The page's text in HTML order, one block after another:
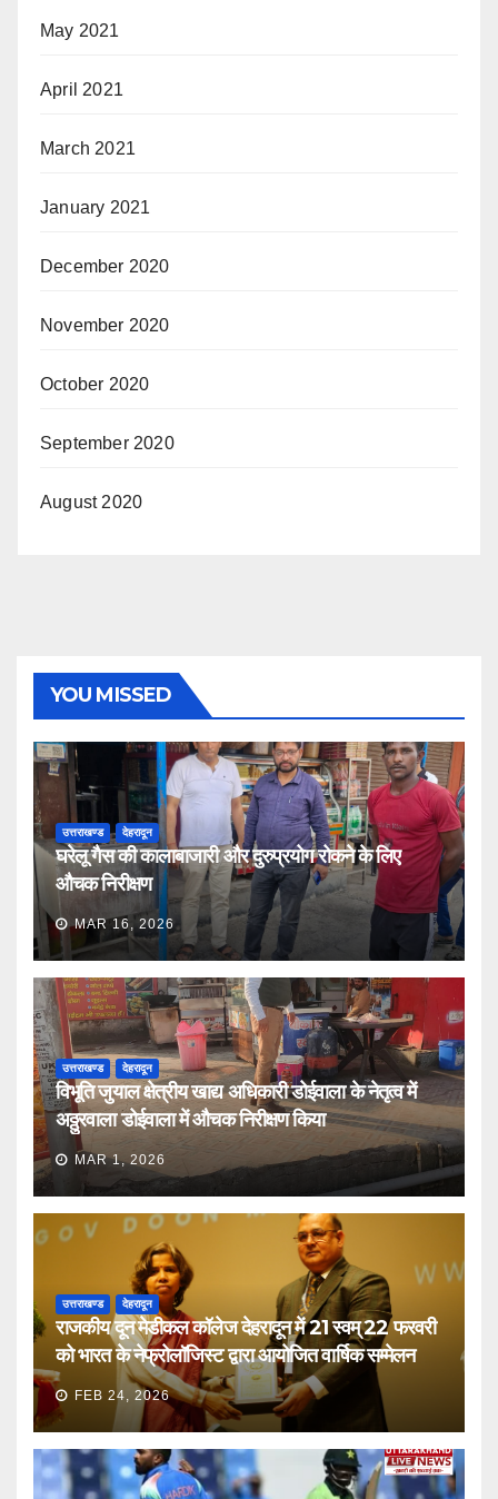
May 2021
April 2021
March 2021
January 2021
December 2020
November 2020
October 2020
September 2020
August 2020
YOU MISSED
उत्तराखण्ड देहरादून
घरेलू गैस की कालाबाजारी और दुरुप्रयोग रोकने के लिए
औचक निरीक्षण
MAR 16, 2026
उत्तराखण्ड देहरादून
विभूति जुयाल क्षेत्रीय खाद्य अधिकारी डोईवाला के नेतृत्व में
अठ्ठुरवाला डोईवाला में औचक निरीक्षण किया
MAR 1, 2026
उत्तराखण्ड देहरादून
राजकीय दून मेडीकल कॉलेज देहरादून में 21 स्वम् 22 फरवरी
को भारत के नेफ्रोलॉजिस्ट द्वारा आयोजित वार्षिक सम्मेलन
FEB 24, 2026